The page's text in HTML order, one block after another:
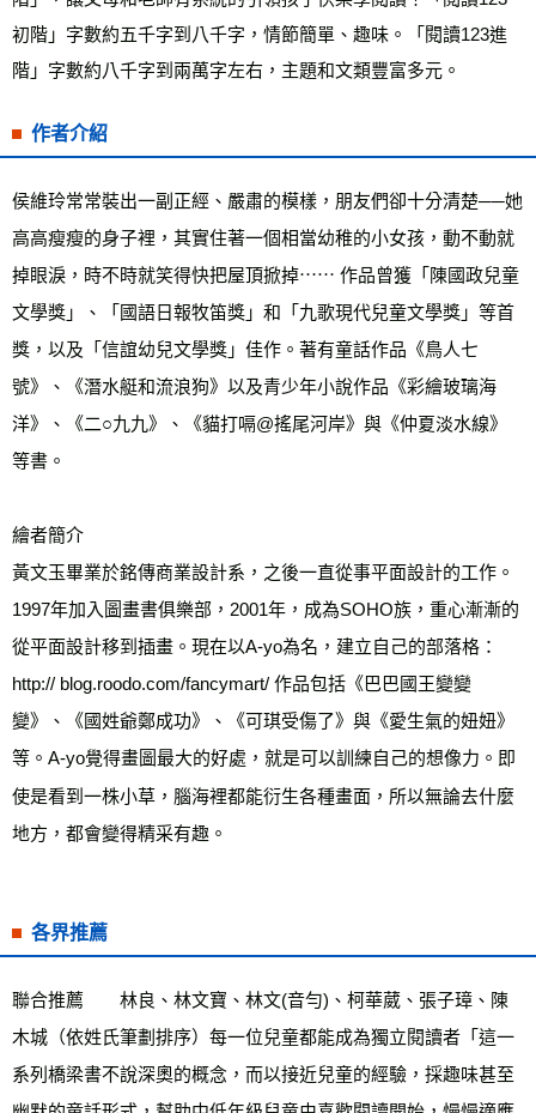
初階」字數約五千字到八千字，情節簡單、趣味。「閱讀123進
階」字數約八千字到兩萬字左右，主題和文類豐富多元。
作者介紹
侯維玲常常裝出一副正經、嚴肅的模樣，朋友們卻十分清楚──她
高高瘦瘦的身子裡，其實住著一個相當幼稚的小女孩，動不動就
掉眼淚，時不時就笑得快把屋頂掀掉⋯⋯ 作品曾獲「陳國政兒童
文學獎」、「國語日報牧笛獎」和「九歌現代兒童文學獎」等首
獎，以及「信誼幼兒文學獎」佳作。著有童話作品《鳥人七
號》、《潛水艇和流浪狗》以及青少年小說作品《彩繪玻璃海
洋》、《二○九九》、《貓打嗝@搖尾河岸》與《仲夏淡水線》
等書。
繪者簡介
黃文玉畢業於銘傳商業設計系，之後一直從事平面設計的工作。
1997年加入圖畫書俱樂部，2001年，成為SOHO族，重心漸漸的
從平面設計移到插畫。現在以A-yo為名，建立自己的部落格：
http:// blog.roodo.com/fancymart/ 作品包括《巴巴國王變變
變》、《國姓爺鄭成功》、《可琪受傷了》與《愛生氣的妞妞》
等。A-yo覺得畫圖最大的好處，就是可以訓練自己的想像力。即
使是看到一株小草，腦海裡都能衍生各種畫面，所以無論去什麼
地方，都會變得精采有趣。
各界推薦
聯合推薦　　林良、林文寶、林文(音勻)、柯華葳、張子璋、陳
木城（依姓氏筆劃排序）每一位兒童都能成為獨立閱讀者「這一
系列橋梁書不說深奧的概念，而以接近兒童的經驗，採趣味甚至